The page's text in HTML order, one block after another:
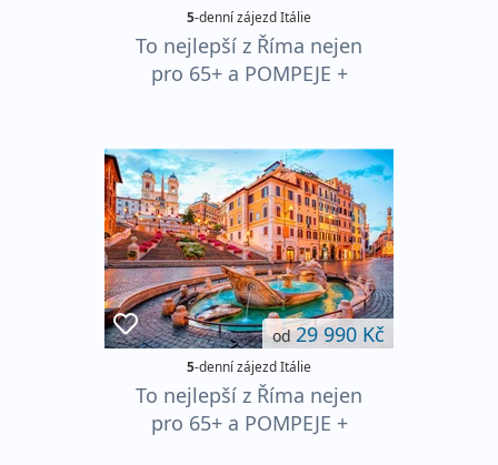
5-denní zájezd Itálie
To nejlepší z Říma nejen
pro 65+ a POMPEJE +
od29 990 Kč
5-denní zájezd Itálie
To nejlepší z Říma nejen
pro 65+ a POMPEJE +